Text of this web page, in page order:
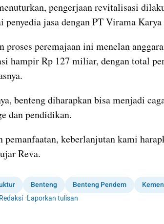
pengerjaan revitalisasi
penyedia jasa dengan PT Virama
proses peremajaan ini menelan
hampir Rp 127 miliar, dengan total
benteng diharapkan bisa menjadi
dan pendidikan.
pemanfaatan, keberlanjutan kami
Reva.
Benteng Benteng Pendem
·Laporkan tulisan